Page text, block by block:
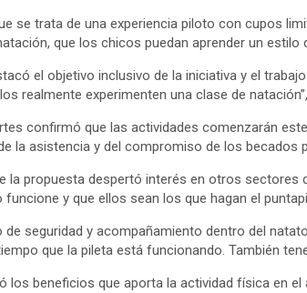
se trata de una experiencia piloto con cupos
que los chicos puedan aprender un
el objetivo inclusivo de la iniciativa y el
realmente experimenten una clase de
confirmó que las actividades comenzarán
la asistencia y del compromiso de los becados
la propuesta despertó interés en otros
y que ellos sean los que hagan el
de seguridad y acompañamiento dentro del
que la pileta está funcionando. También
los beneficios que aporta la actividad física en